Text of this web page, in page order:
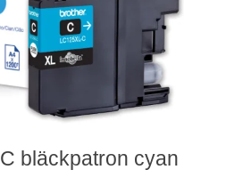
bläckpatron cyan